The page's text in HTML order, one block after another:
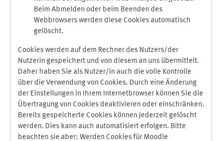
Beim Abmelden oder beim Beenden des
Webbrowsers werden diese Cookies automatisch
gelöscht.
Cookies werden auf dem Rechner des Nutzers/der
Nutzerin gespeichert und von diesem an uns übermittelt.
Daher haben Sie als Nutzer/in auch die volle Kontrolle
über die Verwendung von Cookies. Durch eine Änderung
der Einstellungen in Ihrem Internetbrowser können Sie die
Übertragung von Cookies deaktivieren oder einschränken.
Bereits gespeicherte Cookies können jederzeit gelöscht
werden. Dies kann auch automatisiert erfolgen. Bitte
beachten sie aber: Werden Cookies für Moodle